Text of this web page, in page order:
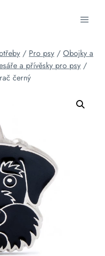
/ Pro psy / Obojky a
a přívěsky pro psy /
černý